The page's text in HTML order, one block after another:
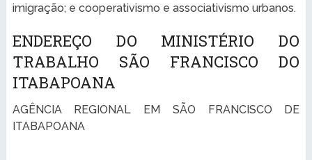
imigração; e cooperativismo e associativismo urbanos.
ENDEREÇO DO MINISTÉRIO DO
TRABALHO SÃO FRANCISCO DO
ITABAPOANA
AGÊNCIA REGIONAL EM SÃO FRANCISCO DE
ITABAPOANA